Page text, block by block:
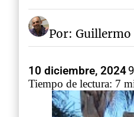
Por: Guillermo
10 diciembre, 2024
Tiempo de lectura: 7